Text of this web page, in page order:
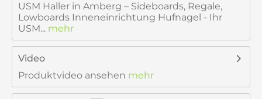
USM Haller in Amberg – Sideboards, Regale,
Lowboards Inneneinrichtung Hufnagel - Ihr
USM... mehr
Video
Produktvideo ansehen mehr